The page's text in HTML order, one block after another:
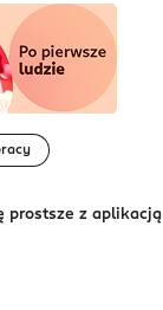
prostsze z aplikacją